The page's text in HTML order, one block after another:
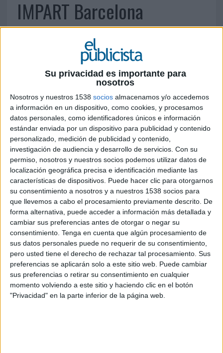
Su privacidad es importante para
nosotros
Nosotros y nuestros 1538 socios almacenamos y/o accedemos
a información en un dispositivo, como cookies, y procesamos
datos personales, como identificadores únicos e información
estándar enviada por un dispositivo para publicidad y contenido
personalizado, medición de publicidad y contenido,
investigación de audiencia y desarrollo de servicios. Con su
permiso, nosotros y nuestros socios podemos utilizar datos de
localización geográfica precisa e identificación mediante las
características de dispositivos. Puede hacer clic para otorgarnos
su consentimiento a nosotros y a nuestros 1538 socios para
que llevemos a cabo el procesamiento previamente descrito. De
forma alternativa, puede acceder a información más detallada y
cambiar sus preferencias antes de otorgar o negar su
consentimiento. Tenga en cuenta que algún procesamiento de
sus datos personales puede no requerir de su consentimiento,
pero usted tiene el derecho de rechazar tal procesamiento. Sus
preferencias se aplicarán solo a este sitio web. Puede cambiar
sus preferencias o retirar su consentimiento en cualquier
momento volviendo a este sitio y haciendo clic en el botón
"Privacidad" en la parte inferior de la página web.
IMPART Barcelona
Tuset, 36, 1º 3ª 08006 Barcelona Tel.: 93 415 62 62
Fax: 93 292 22 92atencionalcliente@impart.es
IMPRIMIR
TWEET
SHARE
SHARE
ENVIAR
PIN